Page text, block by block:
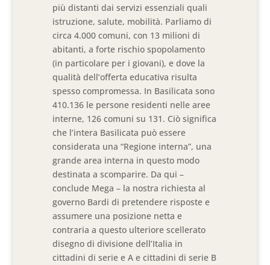
più distanti dai servizi essenziali quali
istruzione, salute, mobilità. Parliamo di
circa 4.000 comuni, con 13 milioni di
abitanti, a forte rischio spopolamento
(in particolare per i giovani), e dove la
qualità dell’offerta educativa risulta
spesso compromessa. In Basilicata sono
410.136 le persone residenti nelle aree
interne, 126 comuni su 131. Ciò significa
che l’intera Basilicata può essere
considerata una “Regione interna”, una
grande area interna in questo modo
destinata a scomparire. Da qui –
conclude Mega – la nostra richiesta al
governo Bardi di pretendere risposte e
assumere una posizione netta e
contraria a questo ulteriore scellerato
disegno di divisione dell’Italia in
cittadini di serie e A e cittadini di serie B